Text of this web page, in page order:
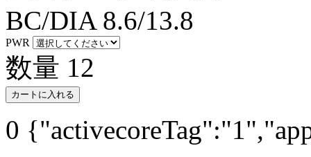
BC/DIA 8.6/13.8
PWR
数量 12
カートに入れる
0